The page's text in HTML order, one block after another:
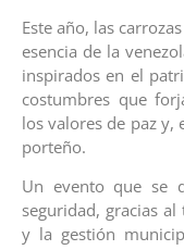
Este año, las
esencia de la
inspirados en el
costumbres que
los valores de paz y,
porteño.
Un evento que se
seguridad, gracias
y la gestión